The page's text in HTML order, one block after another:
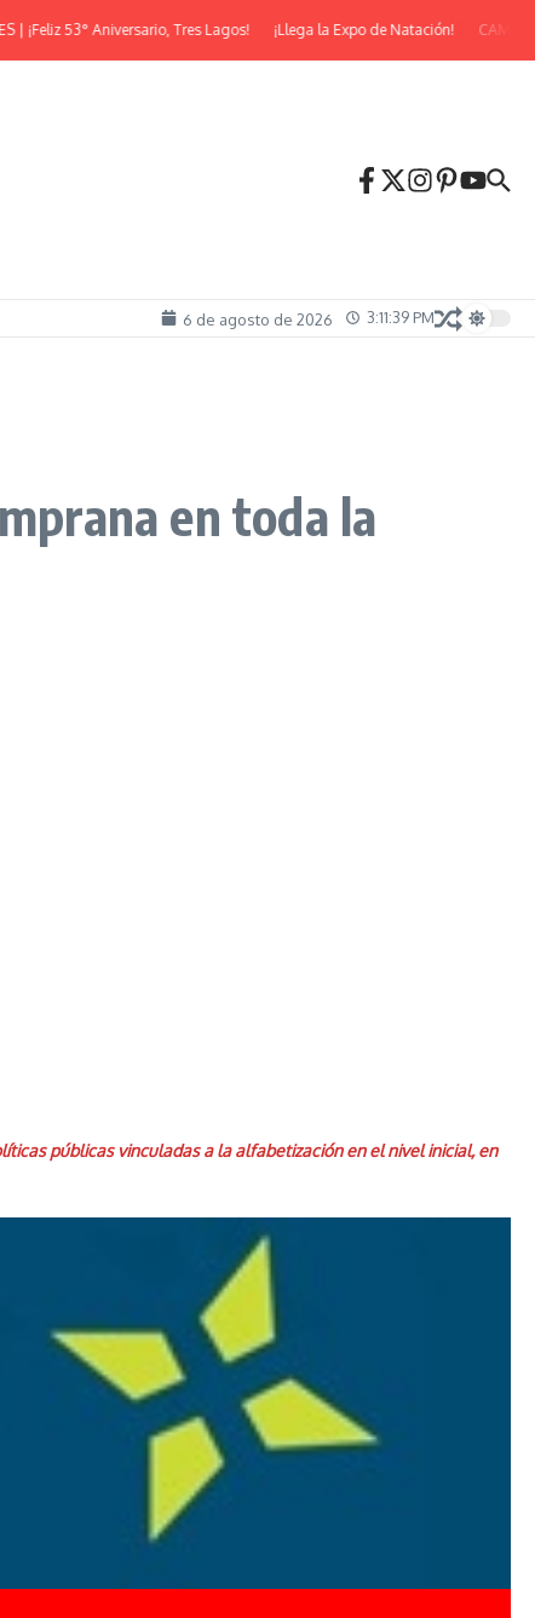
53° Aniversario, Tres Lagos! ¡Llega la Expo de Natación! CAMINATA
6 de agosto de 2026 3:11:40 PM
en toda la
públicas vinculadas a la alfabetización en el nivel inicial, en